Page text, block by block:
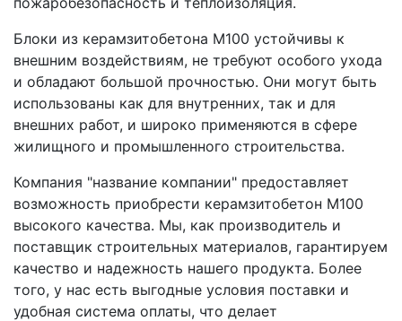
Блоки из керамзитобетона М100 устойчивы к
внешним воздействиям, не требуют особого ухода
и обладают большой прочностью. Они могут быть
использованы как для внутренних, так и для
внешних работ, и широко применяются в сфере
жилищного и промышленного строительства.
Компания "название компании" предоставляет
возможность приобрести керамзитобетон М100
высокого качества. Мы, как производитель и
поставщик строительных материалов, гарантируем
качество и надежность нашего продукта. Более
того, у нас есть выгодные условия поставки и
удобная система оплаты, что делает